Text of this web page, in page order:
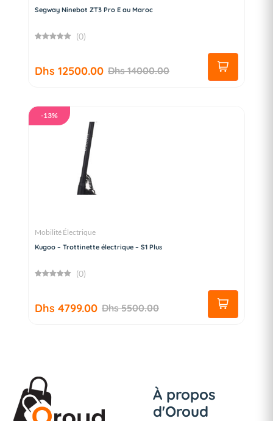
Segway Ninebot ZT3 Pro E au Maroc
(0)
Dhs 12500.00 Dhs 14000.00
-13%
Mobilité Électrique
Kugoo – Trottinette électrique – S1 Plus
(0)
Dhs 4799.00 Dhs 5500.00
À propos
d'Oroud